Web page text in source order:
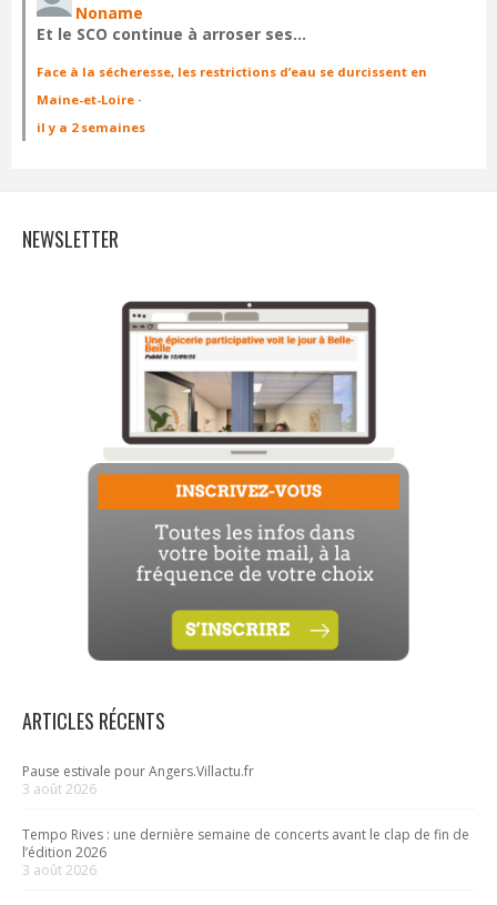
Noname
Et le SCO continue à arroser ses…
Face à la sécheresse, les restrictions d’eau se durcissent en
Maine-et-Loire ·
il y a 2 semaines
NEWSLETTER
ARTICLES RÉCENTS
Pause estivale pour Angers.Villactu.fr
3 août 2026
Tempo Rives : une dernière semaine de concerts avant le clap de fin de
l’édition 2026
3 août 2026